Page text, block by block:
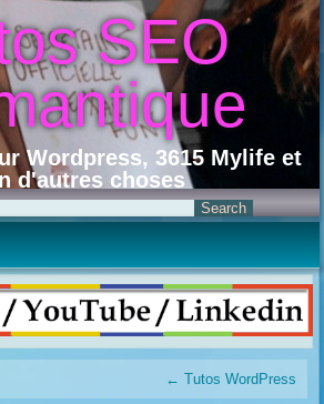
SEO
Wordpress, 3615 Mylife et
d'autres choses
← Tutos WordPress